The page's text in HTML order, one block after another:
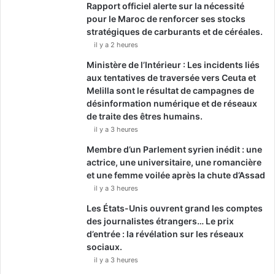
Rapport officiel alerte sur la nécessité
pour le Maroc de renforcer ses stocks
stratégiques de carburants et de céréales.
il y a 2 heures
Ministère de l’Intérieur : Les incidents liés
aux tentatives de traversée vers Ceuta et
Melilla sont le résultat de campagnes de
désinformation numérique et de réseaux
de traite des êtres humains.
il y a 3 heures
Membre d’un Parlement syrien inédit : une
actrice, une universitaire, une romancière
et une femme voilée après la chute d’Assad
il y a 3 heures
Les États-Unis ouvrent grand les comptes
des journalistes étrangers… Le prix
d’entrée : la révélation sur les réseaux
sociaux.
il y a 3 heures